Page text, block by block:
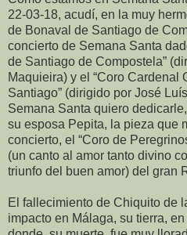
22-03-18, acudí, en la muy
de Bonaval de Santiago de
concierto de Semana Santa
de Santiago de Compostela”
Maquieira) y el “Coro Cardenal
Santiago” (dirigido por José
Semana Santa quiero
su esposa Pepita, la pieza que
concierto, el “Coro de
(un canto al amor tanto divino
triunfo del buen amor) del gran
El fallecimiento de Chiquito de
impacto en Málaga, su tierra,